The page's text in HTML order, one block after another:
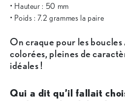
• Hauteur : 50 mm
• Poids : 7.2 grammes la paire
On craque pour les
colorées, pleines de
idéales !
Qui a dit qu’il fallait